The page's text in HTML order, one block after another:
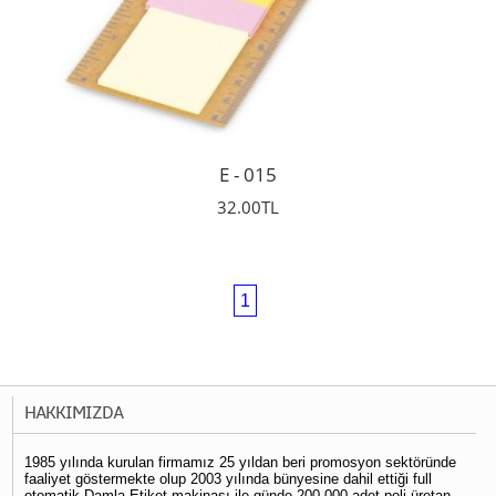
E - 015
32.00TL
1
HAKKIMIZDA
1985 yılında kurulan firmamız 25 yıldan beri promosyon sektöründe
faaliyet göstermekte olup 2003 yılında bünyesine dahil ettiği full